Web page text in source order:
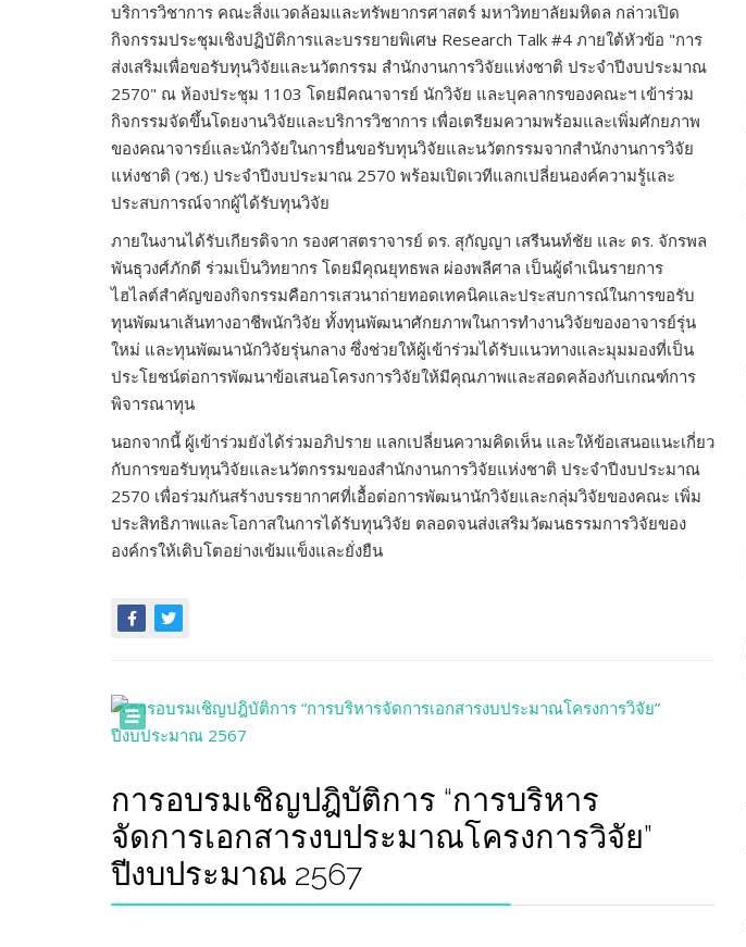
บริการวิชาการ คณะสิ่งแวดล้อมและทรัพยากรศาสตร์ มหาวิทยาลัยมหิดล กล่าวเปิด
กิจกรรมประชุมเชิงปฏิบัติการและบรรยายพิเศษ Research Talk #4 ภายใต้หัวข้อ "การ
ส่งเสริมเพื่อขอรับทุนวิจัยและนวัตกรรม สำนักงานการวิจัยแห่งชาติ ประจำปีงบประมาณ
2570" ณ ห้องประชุม 1103 โดยมีคณาจารย์ นักวิจัย และบุคลากรของคณะฯ เข้าร่วม
กิจกรรมจัดขึ้นโดยงานวิจัยและบริการวิชาการ เพื่อเตรียมความพร้อมและเพิ่มศักยภาพ
ของคณาจารย์และนักวิจัยในการยื่นขอรับทุนวิจัยและนวัตกรรมจากสำนักงานการวิจัย
แห่งชาติ (วช.) ประจำปีงบประมาณ 2570 พร้อมเปิดเวทีแลกเปลี่ยนองค์ความรู้และ
ประสบการณ์จากผู้ได้รับทุนวิจัย
ภายในงานได้รับเกียรติจาก รองศาสตราจารย์ ดร. สุกัญญา เสรีนนท์ชัย และ ดร. จักรพล
พันธุวงศ์ภักดี ร่วมเป็นวิทยากร โดยมีคุณยุทธพล ผ่องพลีศาล เป็นผู้ดำเนินรายการ
ไฮไลต์สำคัญของกิจกรรมคือการเสวนาถ่ายทอดเทคนิคและประสบการณ์ในการขอรับ
ทุนพัฒนาเส้นทางอาชีพนักวิจัย ทั้งทุนพัฒนาศักยภาพในการทำงานวิจัยของอาจารย์รุ่น
ใหม่ และทุนพัฒนานักวิจัยรุ่นกลาง ซึ่งช่วยให้ผู้เข้าร่วมได้รับแนวทางและมุมมองที่เป็น
ประโยชน์ต่อการพัฒนาข้อเสนอโครงการวิจัยให้มีคุณภาพและสอดคล้องกับเกณฑ์การ
พิจารณาทุน
นอกจากนี้ ผู้เข้าร่วมยังได้ร่วมอภิปราย แลกเปลี่ยนความคิดเห็น และให้ข้อเสนอแนะเกี่ยว
กับการขอรับทุนวิจัยและนวัตกรรมของสำนักงานการวิจัยแห่งชาติ ประจำปีงบประมาณ
2570 เพื่อร่วมกันสร้างบรรยากาศที่เอื้อต่อการพัฒนานักวิจัยและกลุ่มวิจัยของคณะ เพิ่ม
ประสิทธิภาพและโอกาสในการได้รับทุนวิจัย ตลอดจนส่งเสริมวัฒนธรรมการวิจัยของ
องค์กรให้เติบโตอย่างเข้มแข็งและยั่งยืน
การอบรมเชิญปฎิบัติการ “การบริหาร
จัดการเอกสารงบประมาณโครงการวิจัย”
ปีงบประมาณ 2567